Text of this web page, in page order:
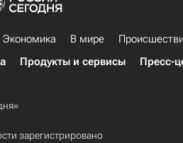
Экономика В мире
Продукты и сервисы Пресс-
зарегистрировано